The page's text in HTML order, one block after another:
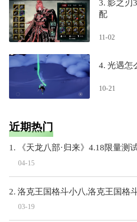
3. 影之刃
配
11-02
4. 光遇怎
10-21
近期热门
04-15
2. 洛克王国格斗小八,洛克王国格
03-19